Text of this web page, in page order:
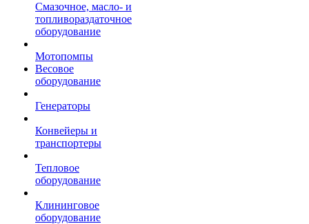
Смазочное, масло- и
топливораздаточное
оборудование
Мотопомпы
Весовое
оборудование
Генераторы
Конвейеры и
транспортеры
Тепловое
оборудование
Клининговое
оборудование